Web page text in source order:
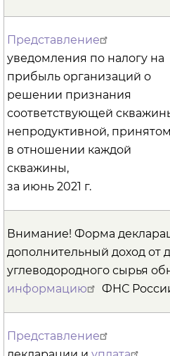
Представление
уведомления по налогу на
прибыль организаций о
решении признания
соответствующей
непродуктивной, принятом
в отношении каждой
скважины,
за июнь 2021 г.
Внимание! Форма
дополнительный доход от
углеводородного сырья
информацию
ФНС
Представление